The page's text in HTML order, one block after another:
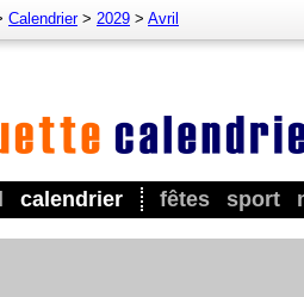
calendrier fêtes sport
Calendrier> 2029 > Avril